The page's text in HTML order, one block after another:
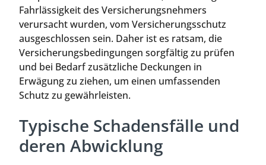
Fahrlässigkeit des Versicherungsnehmers
verursacht wurden, vom Versicherungsschutz
ausgeschlossen sein. Daher ist es ratsam, die
Versicherungsbedingungen sorgfältig zu prüfen
und bei Bedarf zusätzliche Deckungen in
Erwägung zu ziehen, um einen umfassenden
Schutz zu gewährleisten.
Typische Schadensfälle und
deren Abwicklung